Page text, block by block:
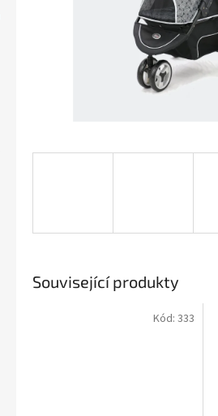
Související produkty
Kód: 333